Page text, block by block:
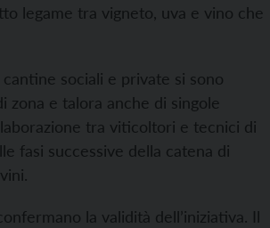
legame tra vigneto, uva e vino che
sociali e private si sono
e talora anche di singole
tra viticoltori e tecnici di
fasi successive della catena di
la validità dell’iniziativa. Il